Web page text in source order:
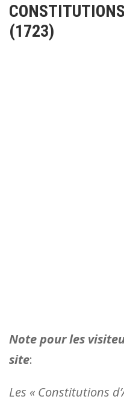
(1723)
Note pour les
site:
Les « Constitutions